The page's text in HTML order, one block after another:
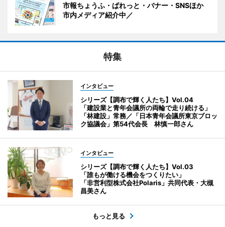
市報ちょうふ・ぱれっと・バナー・SNSほか
市内メディア紹介中／
特集
インタビュー
シリーズ【調布で輝く人たち】Vol.04
「建設業と青年会議所の両輪で走り続ける」
「林建設」常務／「日本青年会議所東京ブロッ
ク協議会」第54代会長 林慎一郎さん
インタビュー
シリーズ【調布で輝く人たち】Vol.03
「誰もが働ける機会をつくりたい」
「非営利型株式会社Polaris」共同代表・大槻
昌美さん
もっと見る